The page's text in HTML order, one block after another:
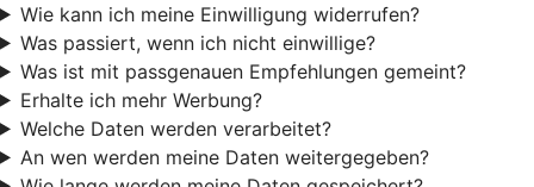
Wie kann ich meine Einwilligung widerrufen?
Was passiert, wenn ich nicht einwillige?
Was ist mit passgenauen Empfehlungen gemeint?
Erhalte ich mehr Werbung?
Welche Daten werden verarbeitet?
An wen werden meine Daten weitergegeben?